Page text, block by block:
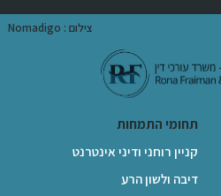
צילום : Nomadigo
תחומי התמחות
קניין רוחני ודיני אינטרנט
דיבה ולשון הרע